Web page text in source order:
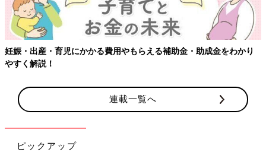
妊娠・出産・育児にかかる費用やもらえる補助金・助成金をわかり
やすく解説！
連載一覧へ
ピックアップ